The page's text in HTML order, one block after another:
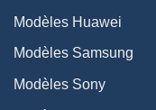
Modèles Huawei
Modèles Samsung
Modèles Sony